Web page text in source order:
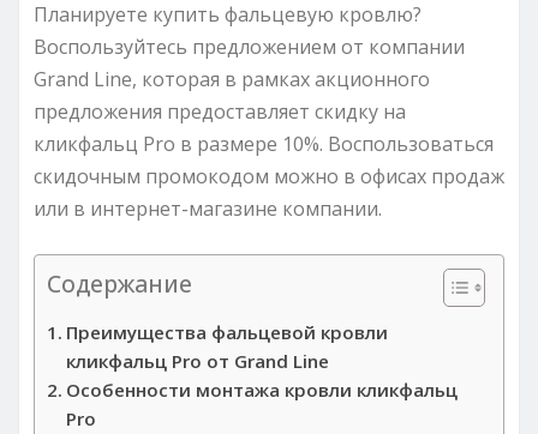
Планируете купить фальцевую кровлю?
Воспользуйтесь предложением от компании
Grand Line, которая в рамках акционного
предложения предоставляет скидку на
кликфальц Pro в размере 10%. Воспользоваться
скидочным промокодом можно в офисах продаж
или в интернет-магазине компании.
Содержание
Преимущества фальцевой кровли
кликфальц Pro от Grand Line
Особенности монтажа кровли кликфальц
Pro